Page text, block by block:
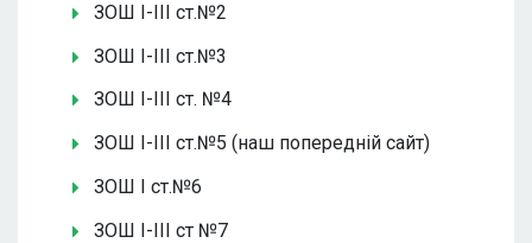
ЗОШ І-ІІІ ст.№2
ЗОШ І-ІІІ ст.№3
ЗОШ І-ІІІ ст. №4
ЗОШ І-ІІІ ст.№5 (наш попередній сайт)
ЗОШ І ст.№6
ЗОШ І-ІІІ ст №7